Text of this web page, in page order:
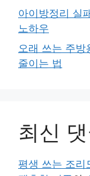
아이방정리 실
노하우
오래 쓰는 주방
줄이는 법
최신
평생 쓰는 조리